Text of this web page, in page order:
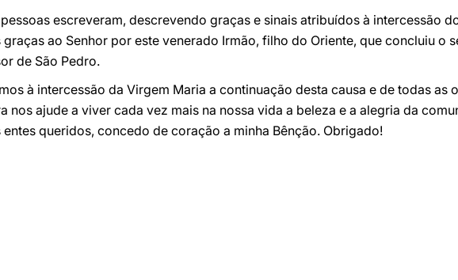
escreveram, descrevendo graças e sinais atribuídos à intercessão
graças ao Senhor por este venerado Irmão, filho do Oriente, que concluiu o
de São Pedro.
à intercessão da Virgem Maria a continuação desta causa e de todas as
nos ajude a viver cada vez mais na nossa vida a beleza e a alegria da
entes queridos, concedo de coração a minha Bênção. Obrigado!